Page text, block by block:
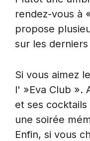
rendez-vous à
propose
sur les
Si vous aimez
l' »Eva Club ».
et ses
une soirée
Enfin, si vous